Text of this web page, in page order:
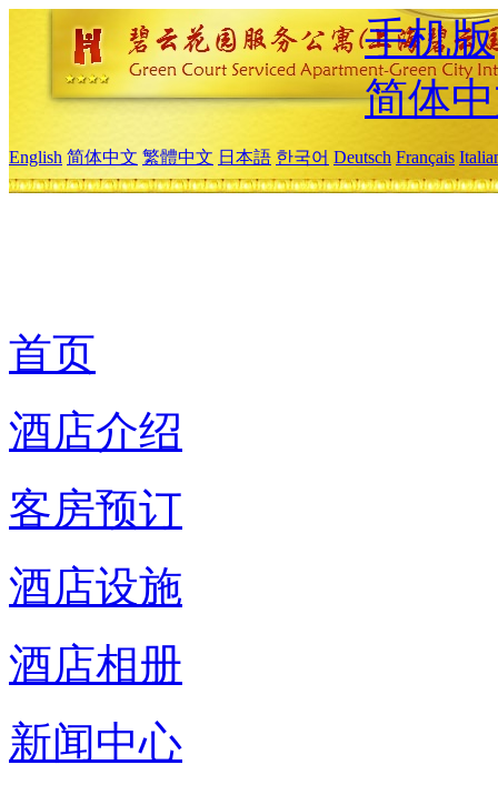
手机版
简体
English 简体中文 繁體中文 日本語 한국어 Deutsch Français
首页
酒店介绍
客房预订
酒店设施
酒店相册
新闻中心